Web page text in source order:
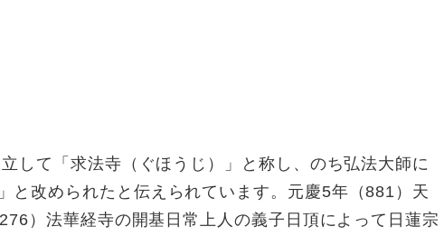
して「求法寺（ぐほうじ）」と称し、のち弘法大師に
と改められたと伝えられています。元慶5年（881）天
）法華経寺の開基日常上人の義子日頂によって日蓮宗